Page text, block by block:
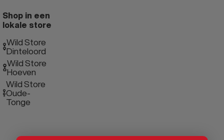
Shop in een
lokale store
Wild Store
Dinteloord
Wild Store
Hoeven
Wild Store
Oude-
Tonge